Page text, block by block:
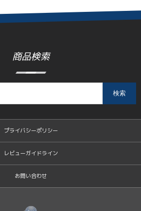
商品検索
検索
プライバシーポリシー
レビューガイドライン
お問い合わせ